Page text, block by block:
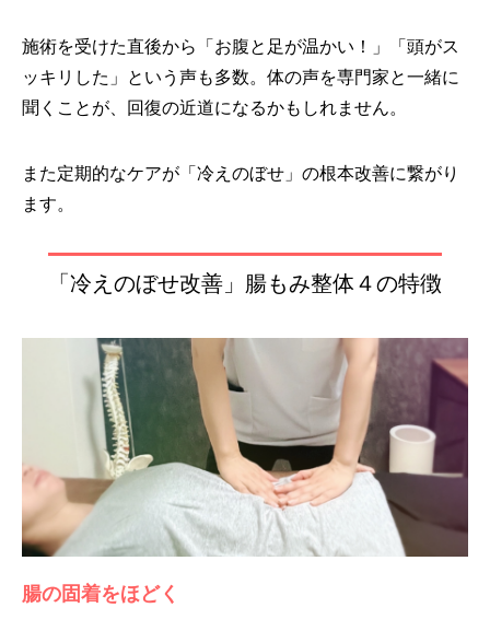
施術を受けた直後から「お腹と足が温かい！」「頭がス
ッキリした」という声も多数。体の声を専門家と一緒に
聞くことが、回復の近道になるかもしれません。
また定期的なケアが「冷えのぼせ」の根本改善に繋がり
ます。
「冷えのぼせ改善」腸もみ整体４の特徴
腸の固着をほどく